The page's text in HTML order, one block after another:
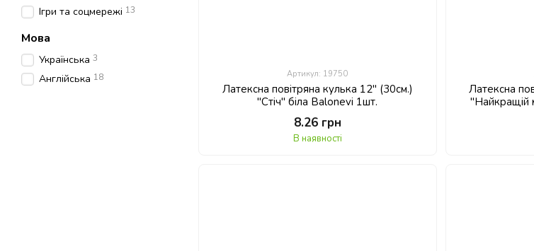
Артикул: 19750
Латексна повітряна кулька 12" (30см.)
"Стіч" біла Balonevi 1шт.
8.26 грн
В наявності
Латексна
"Найкращій
Ігри та соцмережі 13
Мова
Українська 3
Англійська 18